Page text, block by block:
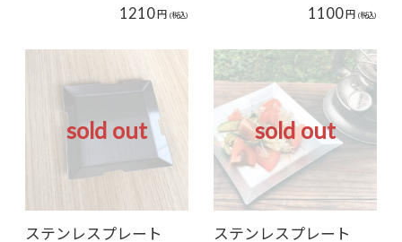
1210円 (税込)
1100円 (税込)
sold out
ステンレスプレート
sold out
ステンレスプレート